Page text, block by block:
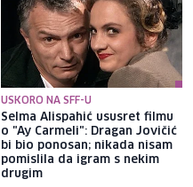
USKORO NA SFF-U
Selma Alispahić ususret filmu
o "Ay Carmeli": Dragan Jovičić
bi bio ponosan; nikada nisam
pomislila da igram s nekim
drugim